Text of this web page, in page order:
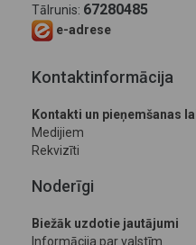
Tālrunis: 67280485
e-adrese
Kontaktinformācija
Kontakti un pieņemšanas
Medijiem
Rekvizīti
Noderīgi
Biežāk uzdotie jautājumi
Informācija par valstīm